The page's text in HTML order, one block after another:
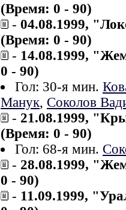
(Время: 0 - 90)
- 04.08.1999,
(Время: 0 - 90)
- 14.08.1999,
0 - 90)
Гол: 30-я мин.
Манук, Соколов
- 21.08.1999,
(Время: 0 - 90)
Гол: 68-я мин.
- 28.08.1999,
0 - 90)
- 11.09.1999,